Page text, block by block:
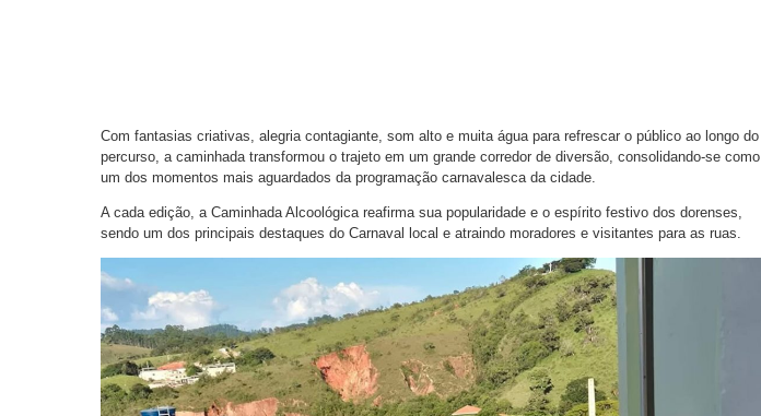
Com fantasias criativas, alegria contagiante, som alto e muita água para refrescar o público ao longo do
percurso, a caminhada transformou o trajeto em um grande corredor de diversão, consolidando-se como
um dos momentos mais aguardados da programação carnavalesca da cidade.
A cada edição, a Caminhada Alcoológica reafirma sua popularidade e o espírito festivo dos dorenses,
sendo um dos principais destaques do Carnaval local e atraindo moradores e visitantes para as ruas.